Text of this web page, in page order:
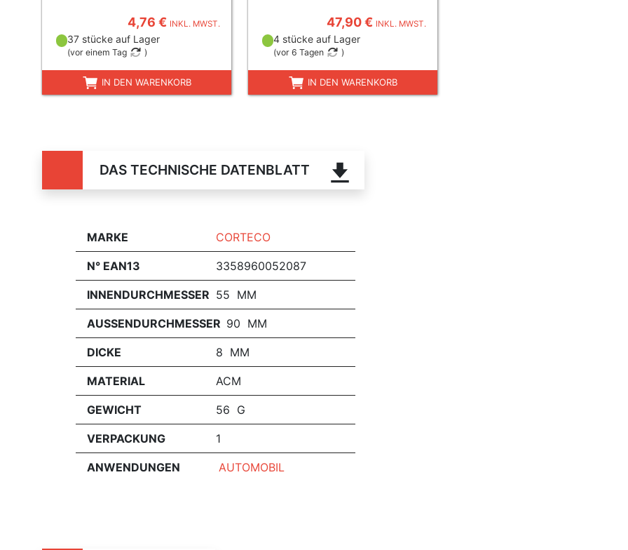
4,76 € INKL. MWST.
37 stücke auf Lager
(vor einem Tag )
IN DEN WARENKORB
47,90 € INKL. MWST.
4 stücke auf Lager
(vor 6 Tagen )
IN DEN WARENKORB
DAS TECHNISCHE DATENBLATT
MARKE CORTECO
N° EAN13 3358960052087
INNENDURCHMESSER 55 MM
AUSSENDURCHMESSER 90 MM
DICKE 8 MM
MATERIAL ACM
GEWICHT 56 G
VERPACKUNG 1
ANWENDUNGEN AUTOMOBIL